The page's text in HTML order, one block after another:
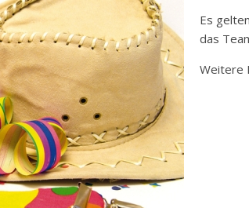
Es
das
Weitere